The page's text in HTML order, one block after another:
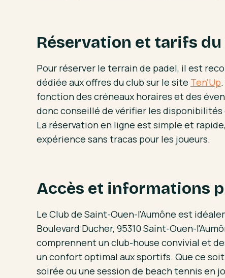
Réservation et tarifs
Pour réserver le terrain de padel, il est
dédiée aux offres du club sur le site Ten'Up
fonction des créneaux horaires et des
donc conseillé de vérifier les
La réservation en ligne est simple et
expérience sans tracas pour les joueurs.
Accès et informations
Le Club de Saint-Ouen-l'Aumône est
Boulevard Ducher, 95310 Saint-Ouen-
comprennent un club-house convivial et
un confort optimal aux sportifs. Que ce
soirée ou une session de beach tennis en